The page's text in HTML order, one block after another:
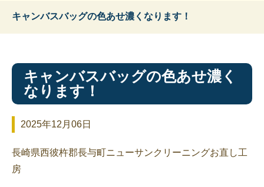
キャンバスバッグの色あせ濃くなります！
キャンバスバッグの色あせ濃く
なります！
2025年12月06日
長崎県西彼杵郡長与町ニューサンクリーニングお直し工
房